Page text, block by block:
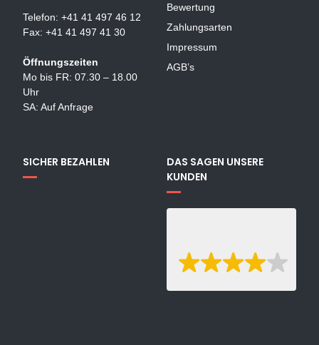
Telefon: +41 41 497 46 12
Fax: +41 41 497 41 30
Öffnungszeiten
Mo bis FR: 07.30 – 18.00
Uhr
SA: Auf Anfrage
Bewertung
Zahlungsarten
Impressum
AGB’s
SICHER BEZAHLEN
DAS SAGEN UNSERE
KUNDEN